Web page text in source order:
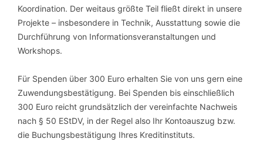
Koordination. Der weitaus größte Teil fließt direkt in unsere
Projekte – insbesondere in Technik, Ausstattung sowie die
Durchführung von Informationsveranstaltungen und
Workshops.
Für Spenden über 300 Euro erhalten Sie von uns gern eine
Zuwendungsbestätigung. Bei Spenden bis einschließlich
300 Euro reicht grundsätzlich der vereinfachte Nachweis
nach § 50 EStDV, in der Regel also Ihr Kontoauszug bzw.
die Buchungsbestätigung Ihres Kreditinstituts.